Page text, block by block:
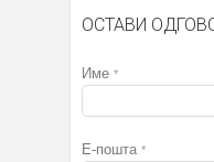
ОСТАВИ
Име *
Е-пошта *